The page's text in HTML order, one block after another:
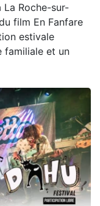
La Roche-sur-
film En Fanfare
estivale
familiale et un